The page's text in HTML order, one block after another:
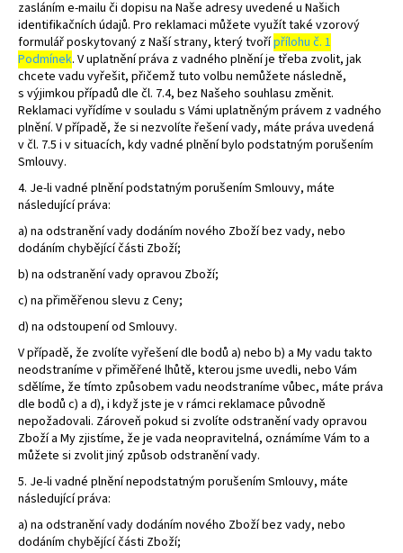
zasláním e-mailu či dopisu na Naše adresy uvedené u Našich
identifikačních údajů. Pro reklamaci můžete využít také vzorový
formulář poskytovaný z Naší strany, který tvořípřílohu č. 1
Podmínek. V uplatnění práva z vadného plnění je třeba zvolit, jak
chcete vadu vyřešit, přičemž tuto volbu nemůžete následně,
s výjimkou případů dle čl. 7.4, bez Našeho souhlasu změnit.
Reklamaci vyřídíme v souladu s Vámi uplatněným právem z vadného
plnění. V případě, že si nezvolíte řešení vady, máte práva uvedená
v čl. 7.5 i v situacích, kdy vadné plnění bylo podstatným porušením
Smlouvy.
4. Je-li vadné plnění podstatným porušením Smlouvy, máte
následující práva:
a) na odstranění vady dodáním nového Zboží bez vady, nebo
dodáním chybějící části Zboží;
b) na odstranění vady opravou Zboží;
c) na přiměřenou slevu z Ceny;
d) na odstoupení od Smlouvy.
V případě, že zvolíte vyřešení dle bodů a) nebo b) a My vadu takto
neodstraníme v přiměřené lhůtě, kterou jsme uvedli, nebo Vám
sdělíme, že tímto způsobem vadu neodstraníme vůbec, máte práva
dle bodů c) a d), i když jste je v rámci reklamace původně
nepožadovali. Zároveň pokud si zvolíte odstranění vady opravou
Zboží a My zjistíme, že je vada neopravitelná, oznámíme Vám to a
můžete si zvolit jiný způsob odstranění vady.
5. Je-li vadné plnění nepodstatným porušením Smlouvy, máte
následující práva:
a) na odstranění vady dodáním nového Zboží bez vady, nebo
dodáním chybějící části Zboží;